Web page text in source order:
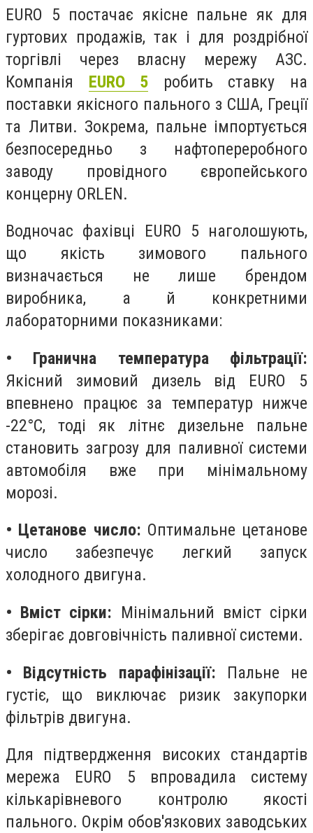
EURO 5 постачає якісне пальне як для
гуртових продажів, так і для роздрібної
торгівлі через власну мережу АЗС.
Компанія EURO 5 робить ставку на
поставки якісного пального з США, Греції
та Литви. Зокрема, пальне імпортується
безпосередньо з нафтопереробного
заводу провідного європейського
концерну ORLEN.
Водночас фахівці EURO 5 наголошують,
що якість зимового пального
визначається не лише брендом
виробника, а й конкретними
лабораторними показниками:
• Гранична температура фільтрації:
Якісний зимовий дизель від EURO 5
впевнено працює за температур нижче
-22°C, тоді як літнє дизельне пальне
становить загрозу для паливної системи
автомобіля вже при мінімальному
морозі.
• Цетанове число: Оптимальне цетанове
число забезпечує легкий запуск
холодного двигуна.
• Вміст сірки: Мінімальний вміст сірки
зберігає довговічність паливної системи.
• Відсутність парафінізації: Пальне не
густіє, що виключає ризик закупорки
фільтрів двигуна.
Для підтвердження високих стандартів
мережа EURO 5 впровадила систему
кількарівневого контролю якості
пального. Окрім обов'язкових заводських